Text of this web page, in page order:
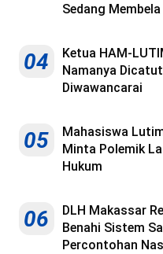
Sedang
04
Ketua HAM-
Namanya
Diwawancarai
05
Mahasiswa
Minta Polemik
Hukum
06
DLH Makassar
Benahi Sistem
Percontohan